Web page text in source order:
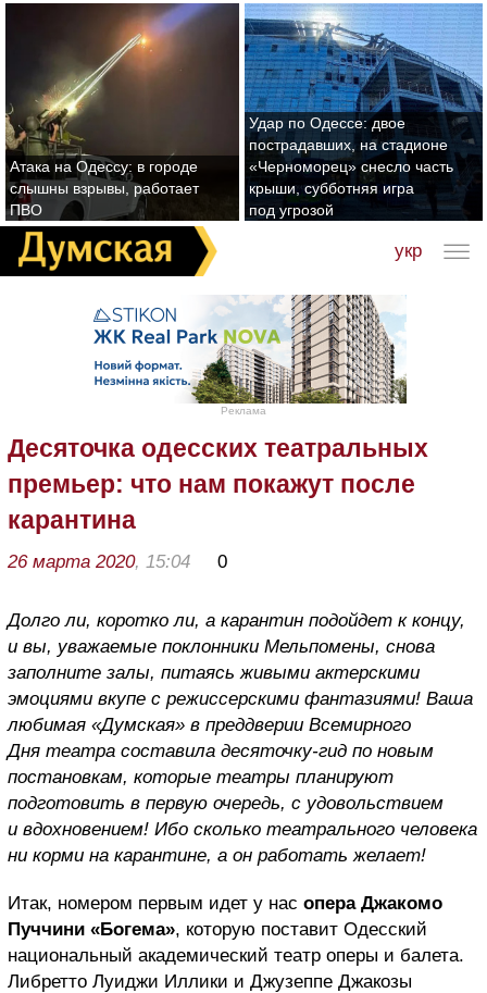
Атака на Одессу: в городе
слышны взрывы, работает
ПВО
Удар по Одессе: двое
пострадавших, на стадионе
«Черноморец» снесло часть
крыши, субботняя игра
под угрозой
укр
Реклама
Десяточка одесских театральных
премьер: что нам покажут после
карантина
26 марта 2020, 15:04 0
Долго ли, коротко ли, а карантин подойдет к концу,
и вы, уважаемые поклонники Мельпомены, снова
заполните залы, питаясь живыми актерскими
эмоциями вкупе с режиссерскими фантазиями! Ваша
любимая «Думская» в преддверии Всемирного
Дня театра составила десяточку-гид по новым
постановкам, которые театры планируют
подготовить в первую очередь, с удовольствием
и вдохновением! Ибо сколько театрального человека
ни корми на карантине, а он работать желает!
Итак, номером первым идет у нас опера Джакомо
Пуччини «Богема», которую поставит Одесский
национальный академический театр оперы и балета.
Либретто Луиджи Иллики и Джузеппе Джакозы